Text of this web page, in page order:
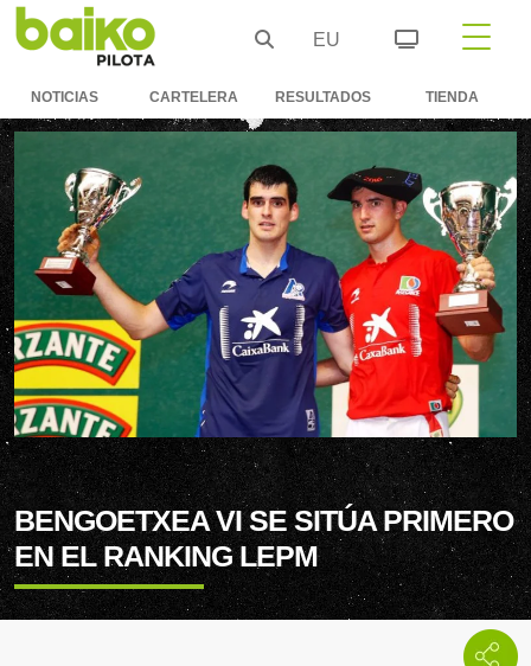
EU
NOTICIAS CARTELERA RESULTADOS TIENDA
BENGOETXEA VI SE SITÚA PRIMERO
EN EL RANKING LEPM